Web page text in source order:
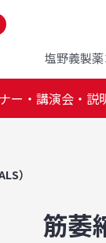
ー・講演会・説
塩野義製
）
筋萎